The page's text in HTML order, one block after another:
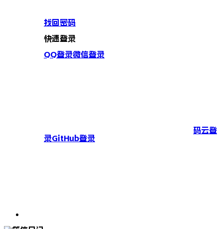
找回密码
快速登录
QQ登录微信登录
码云登
录GitHub登录